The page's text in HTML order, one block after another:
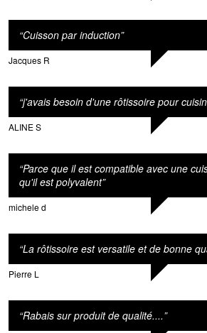
“Cuisson par induction”
Jacques R
“j'avais besoin d'une rôtissoire pour
ALINE S
“Parce que il est compatible avec une
qu'il est polyvalent”
michele d
“La rôtissoire est versatile et de bonne
Pierre L
“Rabais sur produit de qualité....”